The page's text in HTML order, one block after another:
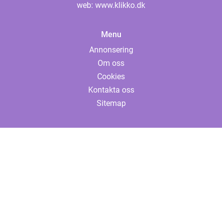
web: www.klikko.dk
Menu
Annonsering
Om oss
Cookies
Kontakta oss
Sitemap